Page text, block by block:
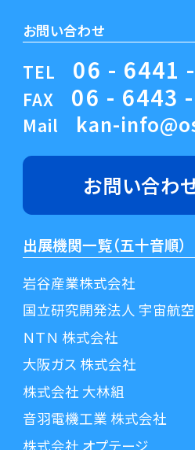
お問い合わせ
TEL 06 - 6441
FAX 06 - 6443
Mail kan-
お問い合わ
出展機関一覧（五十音順）
岩谷産業株式会社
国立研究開発法人 宇宙航
ＮＴＮ 株式会社
大阪ガス 株式会社
株式会社 大林組
音羽電機工業 株式会社
株式会社 オプテージ